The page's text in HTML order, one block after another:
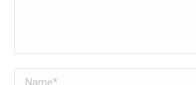
Name *